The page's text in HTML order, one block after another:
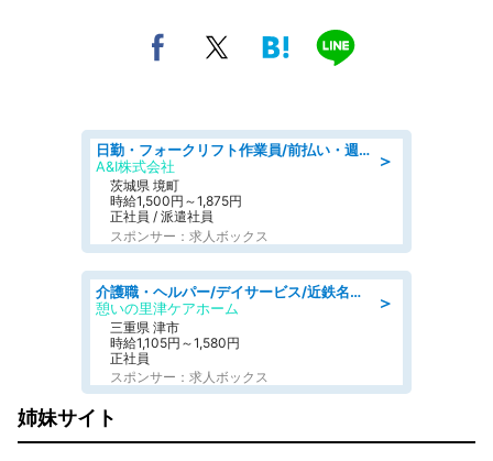
＞
日勤・フォークリフト作業員/前払い・週払い制度あり/長期安定/有給とりやすい/環境充実
A&I株式会社
茨城県 境町
時給1,500円～1,875円
正社員 / 派遣社員
スポンサー：求人ボックス
＞
介護職・ヘルパー/デイサービス/近鉄名古屋線 高田本山/津市/三重県
憩いの里津ケアホーム
三重県 津市
時給1,105円～1,580円
正社員
スポンサー：求人ボックス
姉妹サイト